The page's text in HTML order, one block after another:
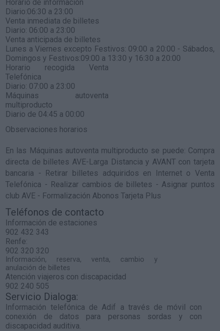
Horario de información
Diario:06:30 a 23:00
Venta inmediata de billetes
Diario: 06:00 a 23:00
Venta anticipada de billetes
Lunes a Viernes excepto Festivos: 09:00 a 20:00 - Sábados,
Domingos y Festivos:09:00 a 13:30 y 16:30 a 20:00
Horario recogida Venta
Telefónica
Diario: 07:00 a 23:00
Máquinas autoventa
multiproducto
Diario de 04:45 a 00:00
Observaciones horarios
En las Máquinas autoventa multiproducto se puede: Compra
directa de billetes AVE-Larga Distancia y AVANT con tarjeta
bancaria - Retirar billetes adquiridos en Internet o Venta
Telefónica - Realizar cambios de billetes - Asignar puntos
club AVE - Formalización Abonos Tarjeta Plus
Teléfonos de contacto
Información de estaciones
902 432 343
Renfe:
902 320 320
Información, reserva, venta, cambio y
anulación de billetes
Atención viajeros con discapacidad
902 240 505
Servicio Dialoga:
Información telefónica de Adif a través de móvil con
conexión de datos para personas sordas y con
discapacidad auditiva.